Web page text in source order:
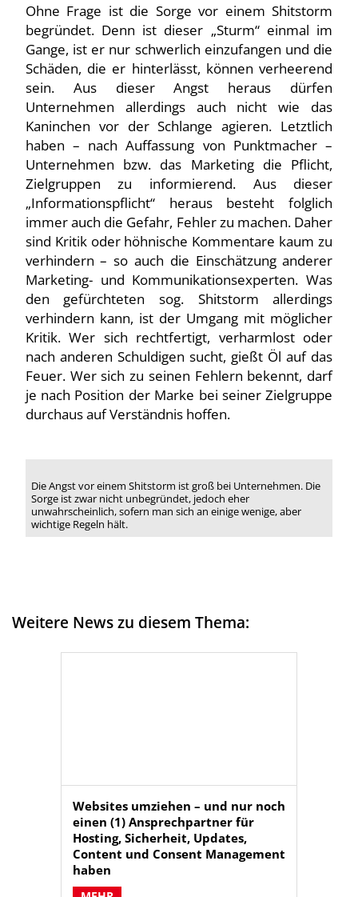
Ohne Frage ist die Sorge vor einem Shitstorm
begründet. Denn ist dieser „Sturm“ einmal im
Gange, ist er nur schwerlich einzufangen und die
Schäden, die er hinterlässt, können verheerend
sein. Aus dieser Angst heraus dürfen
Unternehmen allerdings auch nicht wie das
Kaninchen vor der Schlange agieren. Letztlich
haben – nach Auffassung von Punktmacher –
Unternehmen bzw. das Marketing die Pflicht,
Zielgruppen zu informierend. Aus dieser
„Informationspflicht“ heraus besteht folglich
immer auch die Gefahr, Fehler zu machen. Daher
sind Kritik oder höhnische Kommentare kaum zu
verhindern – so auch die Einschätzung anderer
Marketing- und Kommunikationsexperten. Was
den gefürchteten sog. Shitstorm allerdings
verhindern kann, ist der Umgang mit möglicher
Kritik. Wer sich rechtfertigt, verharmlost oder
nach anderen Schuldigen sucht, gießt Öl auf das
Feuer. Wer sich zu seinen Fehlern bekennt, darf
je nach Position der Marke bei seiner Zielgruppe
durchaus auf Verständnis hoffen.
Die Angst vor einem Shitstorm ist groß bei Unternehmen. Die
Sorge ist zwar nicht unbegründet, jedoch eher
unwahrscheinlich, sofern man sich an einige wenige, aber
wichtige Regeln hält.
Weitere News zu diesem Thema:
Websites umziehen – und nur noch
einen (1) Ansprechpartner für
Hosting, Sicherheit, Updates,
Content und Consent Management
haben
Mit einer Website sind verschiedene